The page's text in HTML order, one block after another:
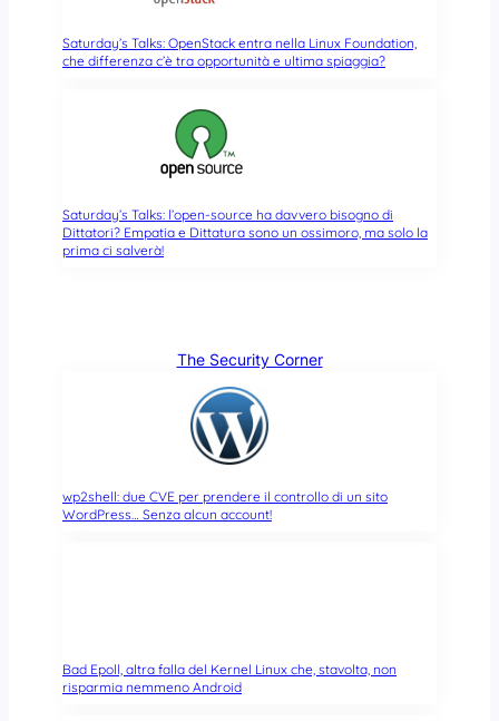
Saturday’s Talks: OpenStack entra nella Linux Foundation,
che differenza c’è tra opportunità e ultima spiaggia?
Saturday’s Talks: l’open-source ha davvero bisogno di
Dittatori? Empatia e Dittatura sono un ossimoro, ma solo la
prima ci salverà!
The Security Corner
wp2shell: due CVE per prendere il controllo di un sito
WordPress… Senza alcun account!
Bad Epoll, altra falla del Kernel Linux che, stavolta, non
risparmia nemmeno Android